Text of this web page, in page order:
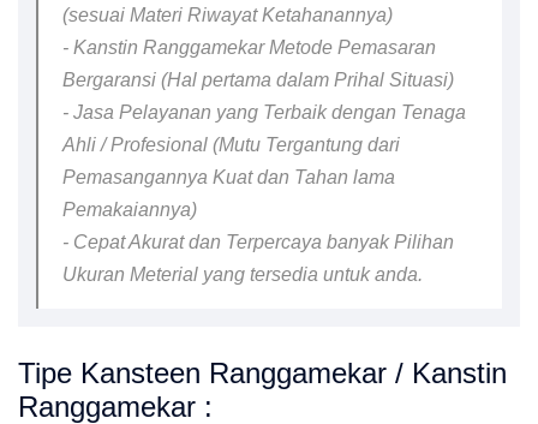
(sesuai Materi Riwayat Ketahanannya)
- Kanstin Ranggamekar Metode Pemasaran
Bergaransi (Hal pertama dalam Prihal Situasi)
- Jasa Pelayanan yang Terbaik dengan Tenaga
Ahli / Profesional (Mutu Tergantung dari
Pemasangannya Kuat dan Tahan lama
Pemakaiannya)
- Cepat Akurat dan Terpercaya banyak Pilihan
Ukuran Meterial yang tersedia untuk anda.
Tipe Kansteen Ranggamekar / Kanstin
Ranggamekar :